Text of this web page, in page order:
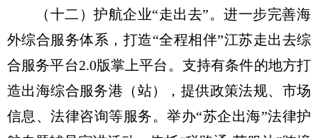
（十二）护航企业“走出去”。进一步完善海
外综合服务体系，打造“全程相伴”江苏走出去综
合服务平台2.0版掌上平台。支持有条件的地方打
造出海综合服务港（站），提供政策法规、市场
信息、法律咨询等服务。举办“苏企出海”法律护